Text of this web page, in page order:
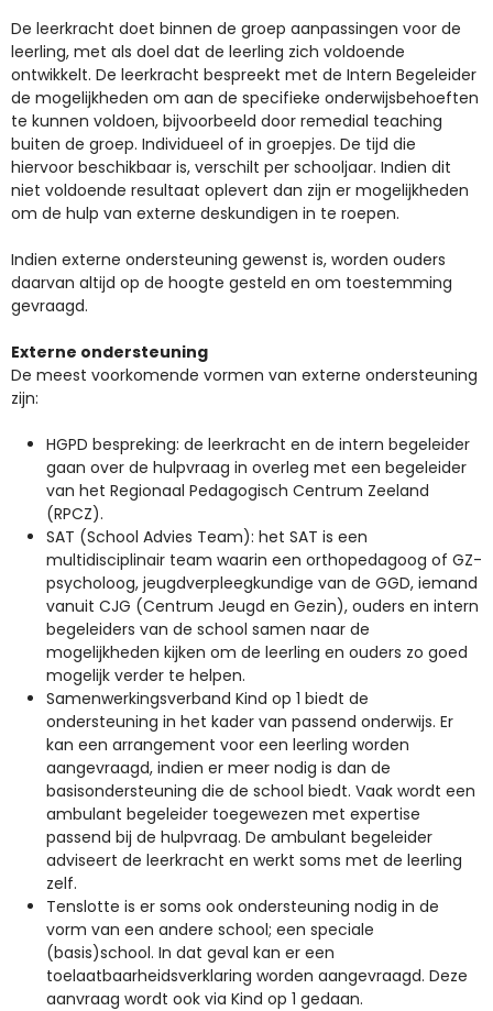
De leerkracht doet binnen de groep aanpassingen voor de
leerling, met als doel dat de leerling zich voldoende
ontwikkelt. De leerkracht bespreekt met de Intern Begeleider
de mogelijkheden om aan de specifieke onderwijsbehoeften
te kunnen voldoen, bijvoorbeeld door remedial teaching
buiten de groep. Individueel of in groepjes. De tijd die
hiervoor beschikbaar is, verschilt per schooljaar. Indien dit
niet voldoende resultaat oplevert dan zijn er mogelijkheden
om de hulp van externe deskundigen in te roepen.
Indien externe ondersteuning gewenst is, worden ouders
daarvan altijd op de hoogte gesteld en om toestemming
gevraagd.
Externe ondersteuning
De meest voorkomende vormen van externe ondersteuning
zijn:
HGPD bespreking: de leerkracht en de intern begeleider
gaan over de hulpvraag in overleg met een begeleider
van het Regionaal Pedagogisch Centrum Zeeland
(RPCZ).
SAT (School Advies Team): het SAT is een
multidisciplinair team waarin een orthopedagoog of GZ-
psycholoog, jeugdverpleegkundige van de GGD, iemand
vanuit CJG (Centrum Jeugd en Gezin), ouders en intern
begeleiders van de school samen naar de
mogelijkheden kijken om de leerling en ouders zo goed
mogelijk verder te helpen.
Samenwerkingsverband Kind op 1 biedt de
ondersteuning in het kader van passend onderwijs. Er
kan een arrangement voor een leerling worden
aangevraagd, indien er meer nodig is dan de
basisondersteuning die de school biedt. Vaak wordt een
ambulant begeleider toegewezen met expertise
passend bij de hulpvraag. De ambulant begeleider
adviseert de leerkracht en werkt soms met de leerling
zelf.
Tenslotte is er soms ook ondersteuning nodig in de
vorm van een andere school; een speciale
(basis)school. In dat geval kan er een
toelaatbaarheidsverklaring worden aangevraagd. Deze
aanvraag wordt ook via Kind op 1 gedaan.